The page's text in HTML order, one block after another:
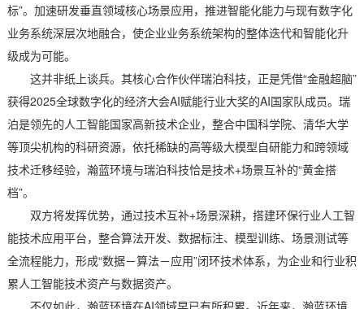
标”。加速研发垂直领域核心场景应用，推进智能化能力与现有数字化
业务系统深层次地融合，使企业业务系统架构的整体迭代和智能化升
级成为可能。
这并非纸上谈兵。其核心合作伙伴瑞泊科技，正是凭借“金融超脑”
获得2025全球数字化的经济大会AI赋能行业大奖的AI国家队成员。瑞
泊是领先的人工智能国家高新技术企业，整合中国科学院、清华大学
等顶尖机构的科研资源，依托稀缺的高等级大模型自研能力和跨领域
技术迁移经验，瀚蓝环境与瑞泊科技恰是技术+场景互补的“黄金搭
档”。
双方将发挥优势，通过技术互补+场景深耕，搭建环保行业人工智
能技术应用平台，整合算法开发、数据标注、模型训练、场景测试等
全流程能力，形成“数据－算法－应用”闭环技术体系，为企业和行业积
累人工智能技术资产与数据资产。